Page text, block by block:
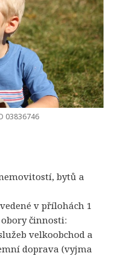
03836746
bytů a
v přílohách 1
činnosti:
velkoobchod a
doprava (vyjma